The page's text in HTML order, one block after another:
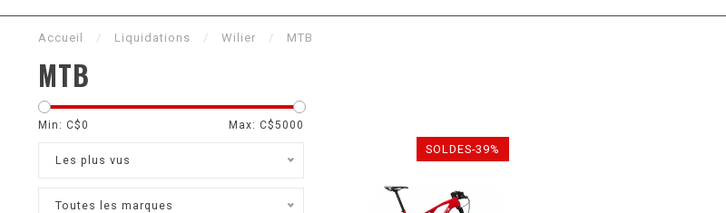
Accueil / Liquidations / Wilier / MTB
MTB
Min: C$0 Max: C$5000
Les plus vus
Toutes les marques
SOLDES-39%